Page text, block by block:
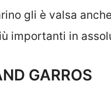
gli è valsa
importanti in
GARROS